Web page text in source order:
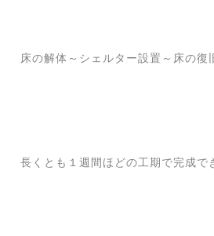
床の解体～シェルター設置～床の復
長くとも１週間ほどの工期で完成で